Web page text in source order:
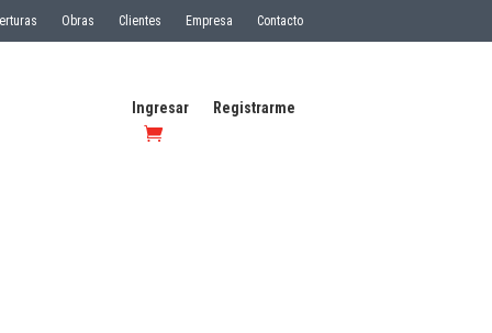
Obras Clientes Empresa Contacto
Ingresar Registrarme